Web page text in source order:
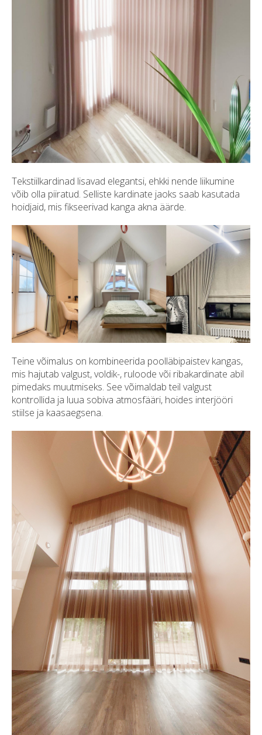
Tekstiilkardinad lisavad elegantsi, ehkki nende liikumine
võib olla piiratud. Selliste kardinate jaoks saab kasutada
hoidjaid, mis fikseerivad kanga akna äärde.
Teine võimalus on kombineerida poolläbipaistev kangas,
mis hajutab valgust, voldik-, ruloode või ribakardinate abil
pimedaks muutmiseks. See võimaldab teil valgust
kontrollida ja luua sobiva atmosfääri, hoides interjööri
stiilse ja kaasaegsena.